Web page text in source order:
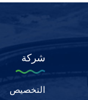
شركة
التخصيص